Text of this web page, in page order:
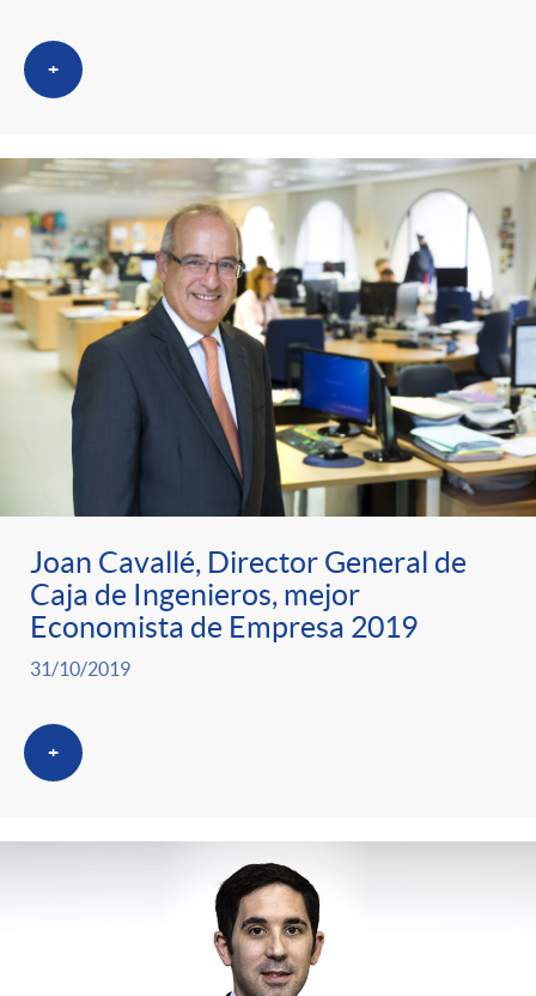
+
Joan Cavallé, Director General de
Caja de Ingenieros, mejor
Economista de Empresa 2019
31/10/2019
+